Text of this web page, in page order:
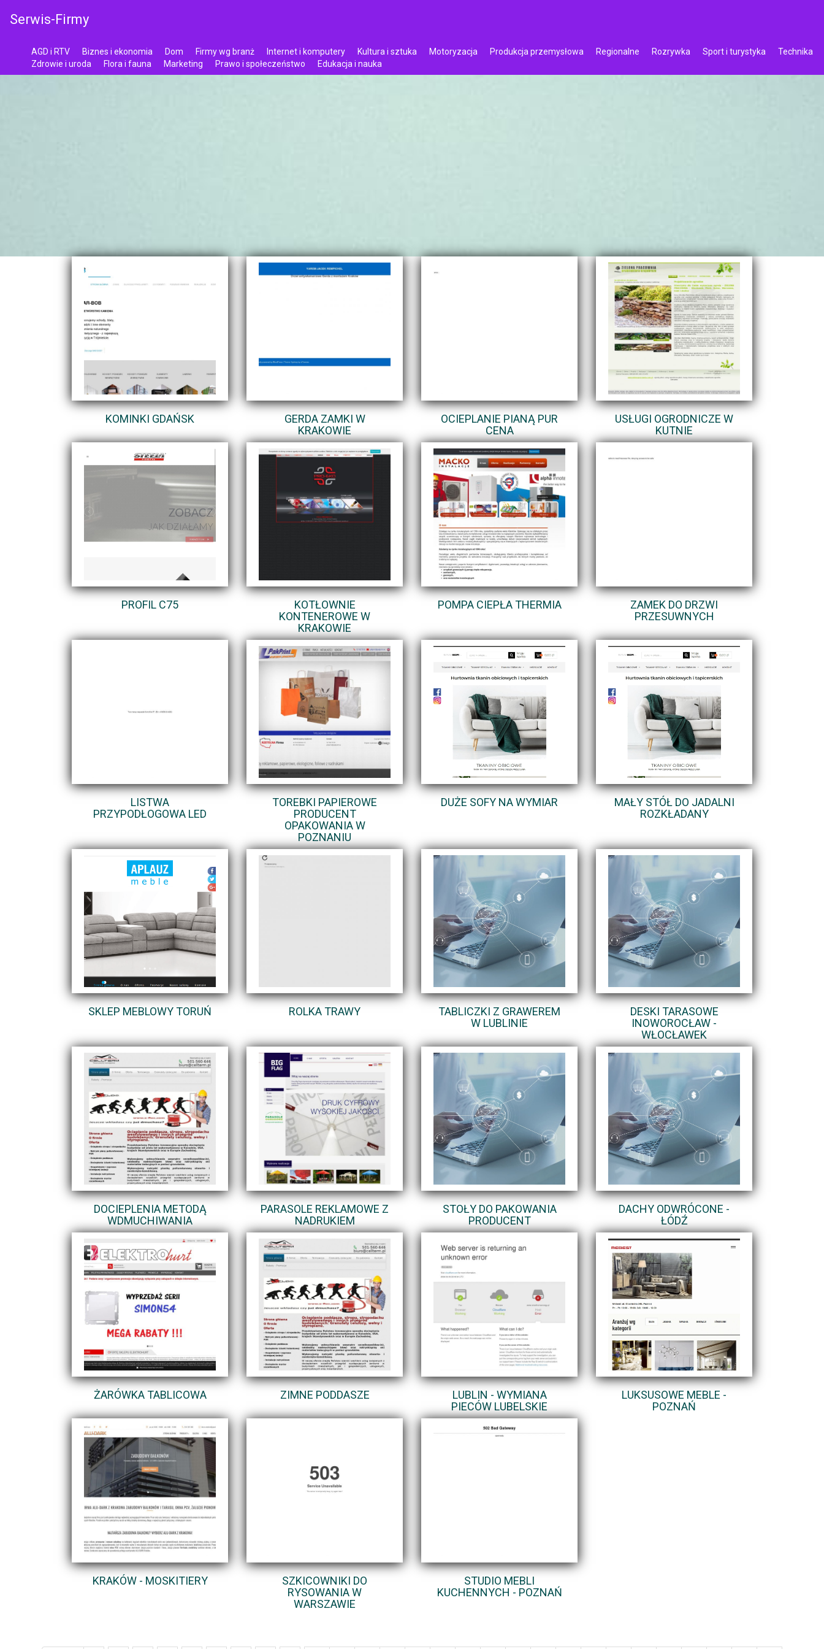
Serwis-Firmy
AGD i RTV Biznes i ekonomia Dom Firmy wg branż Internet i komputery Kultura i sztuka Motoryzacja Produkcja przemysłowa Regionalne Rozrywka Sport i turystyka
Technika
Zdrowie i uroda
Flora i fauna Marketing Prawo i społeczeństwo Edukacja i nauka
KOMINKI GDAŃSK
GERDA ZAMKI W
KRAKOWIE
OCIEPLANIE PIANĄ PUR
CENA
USŁUGI OGRODNICZE W
KUTNIE
PROFIL C75
KOTŁOWNIE
KONTENEROWE W
KRAKOWIE
POMPA CIEPŁA THERMIA
ZAMEK DO DRZWI
PRZESUWNYCH
LISTWA
PRZYPODŁOGOWA LED
TOREBKI PAPIEROWE
PRODUCENT
OPAKOWANIA W
POZNANIU
DUŻE SOFY NA WYMIAR
MAŁY STÓŁ DO JADALNI
ROZKŁADANY
SKLEP MEBLOWY TORUŃ ROLKA TRAWY
TABLICZKI Z GRAWEREM
W LUBLINIE
DESKI TARASOWE
INOWOROCŁAW -
WŁOCŁAWEK
DOCIEPLENIA METODĄ
WDMUCHIWANIA
PARASOLE REKLAMOWE Z
NADRUKIEM
STOŁY DO PAKOWANIA
PRODUCENT
DACHY ODWRÓCONE -
ŁÓDŹ
ŻARÓWKA TABLICOWA ZIMNE PODDASZE
LUBLIN - WYMIANA
PIECÓW LUBELSKIE
LUKSUSOWE MEBLE -
POZNAŃ
KRAKÓW - MOSKITIERY
SZKICOWNIKI DO
RYSOWANIA W
WARSZAWIE
STUDIO MEBLI
KUCHENNYCH - POZNAŃ